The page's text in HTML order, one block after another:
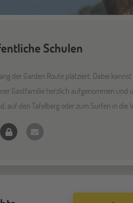
Schulen
der Garden Route platziert. Dabei
Gastfamilie herzlich aufgenommen
auf den Tafelberg oder zum Surfen in die